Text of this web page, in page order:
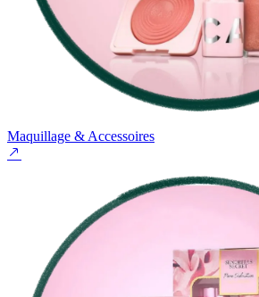
Maquillage & Accessoires